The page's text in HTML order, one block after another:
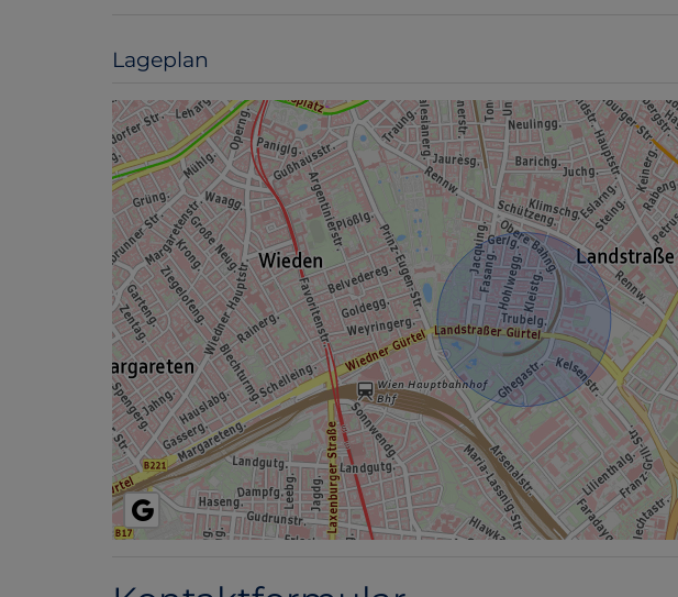
Lageplan